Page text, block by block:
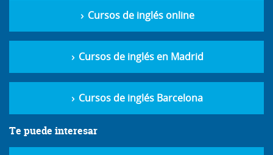
Cursos de inglés online
Cursos de inglés en Madrid
Cursos de inglés Barcelona
Te puede interesar